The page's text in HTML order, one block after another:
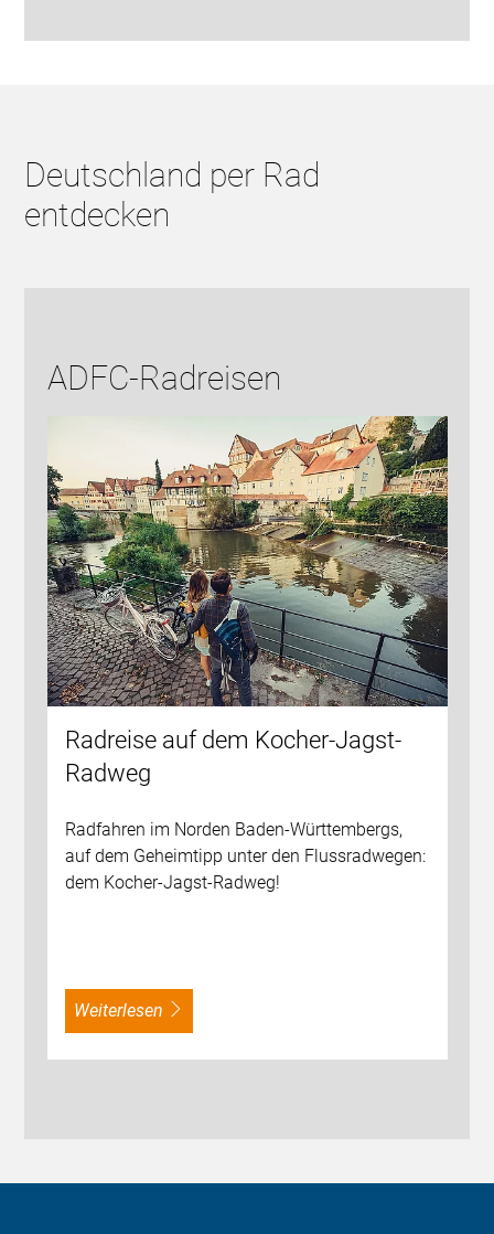
Deutschland per Rad
entdecken
ADFC-Radreisen
Radreise auf dem Kocher-Jagst-
Radweg
Radfahren im Norden Baden-Württembergs,
auf dem Geheimtipp unter den Flussradwegen:
dem Kocher-Jagst-Radweg!
weiterlesen